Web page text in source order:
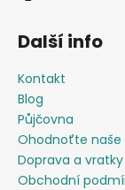
Další info
Kontakt
Blog
Půjčovna
Ohodnoťte naše
Doprava a vratky
Obchodní